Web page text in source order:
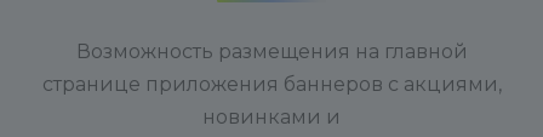
Возможность размещения на главной
странице приложения баннеров с акциями,
новинками и